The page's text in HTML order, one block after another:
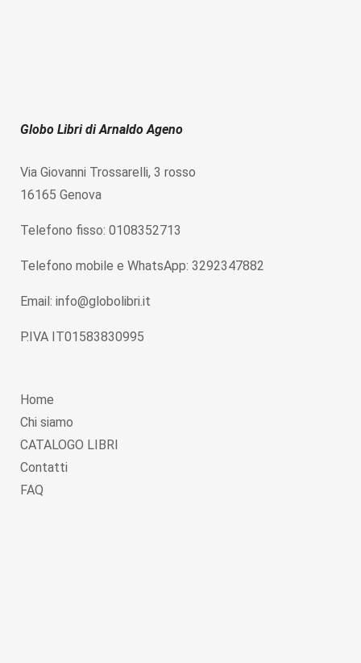
Globo Libri di Arnaldo Ageno
Via Giovanni Trossarelli, 3 rosso
16165 Genova
Telefono fisso: 0108352713
Telefono mobile e WhatsApp: 3292347882
Email: info@globolibri.it
P.IVA IT01583830995
Home
Chi siamo
CATALOGO LIBRI
Contatti
FAQ